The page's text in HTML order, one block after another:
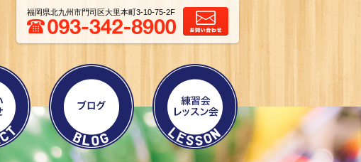
福岡県北九州市門司区大里本町3-10-75-2F